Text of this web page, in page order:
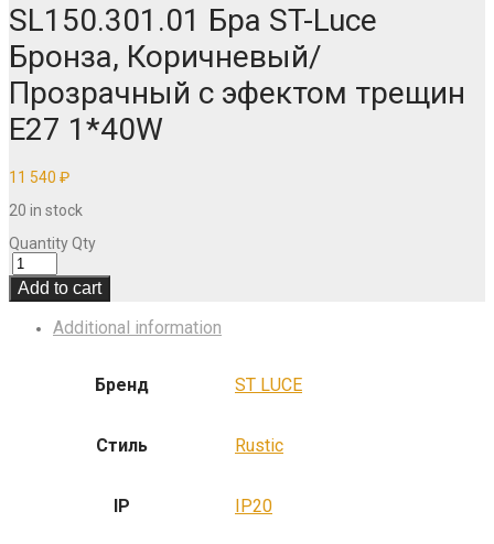
SL150.301.01 Бра ST-Luce
Бронза, Коричневый/
Прозрачный с эфектом трещин
E27 1*40W
11 540 ₽
20 in stock
QuantityQty
Add to cart
Additional information
Бренд ST LUCE
Стиль Rustic
IP IP20